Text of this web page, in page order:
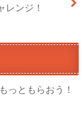
レンジ！
っともらおう！